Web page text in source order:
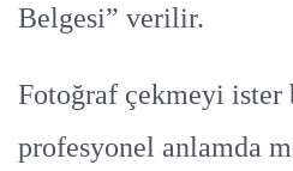
Belgesi” verilir.
Fotoğraf çekmeyi ister
profesyonel anlamda